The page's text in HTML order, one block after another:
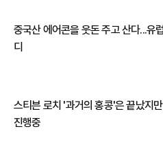
중국산 에어콘을 웃돈 주고 산다...유
디
스티븐 로치 '과거의 홍콩'은 끝났지
진행중